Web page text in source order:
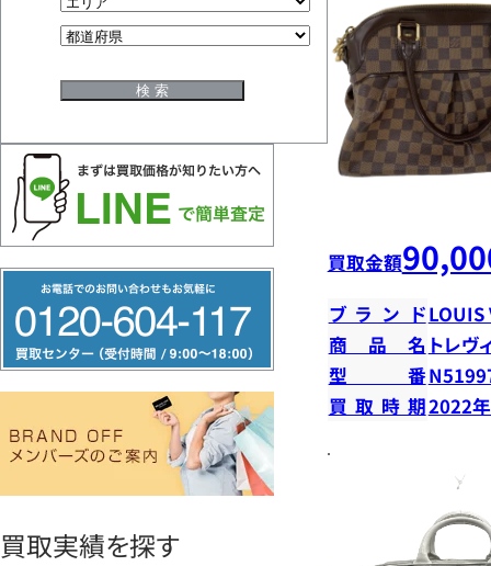
リ
ー
ヤ
買取実績を探す
買取金額
ブランドLOUIS
商品名 トレヴ
型番
買取時期2022